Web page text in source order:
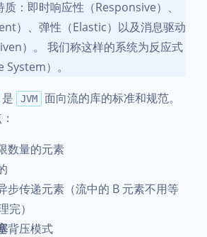
：即时响应性（Responsive）、
）、弹性（Elastic）以及消息驱动
）。 我们称这样的系统为反应式
）。
是 JVM
面向流的库的标准和规范。
数量的元素
步传递元素（流中的 B 元素不用等
完）
背压模式